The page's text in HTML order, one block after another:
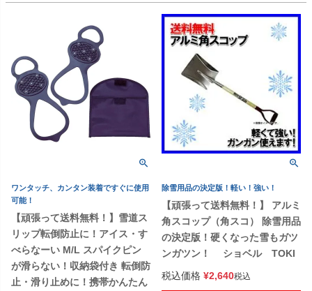
ワンタッチ、カンタン装着ですぐに使用
可能！
【頑張って送料無料！】雪道ス
リップ転倒防止に！アイス・す
べらなーい M/L スパイクピン
が滑らない！収納袋付き 転倒防
止・滑り止めに！携帯かんたん
除雪用品の決定版！軽い！強い！
【頑張って送料無料！】 アルミ
角スコップ（角スコ） 除雪用品
の決定版！硬くなった雪もガツ
ンガツン！ ショベル TOKI
税込価格 ¥2,640税込